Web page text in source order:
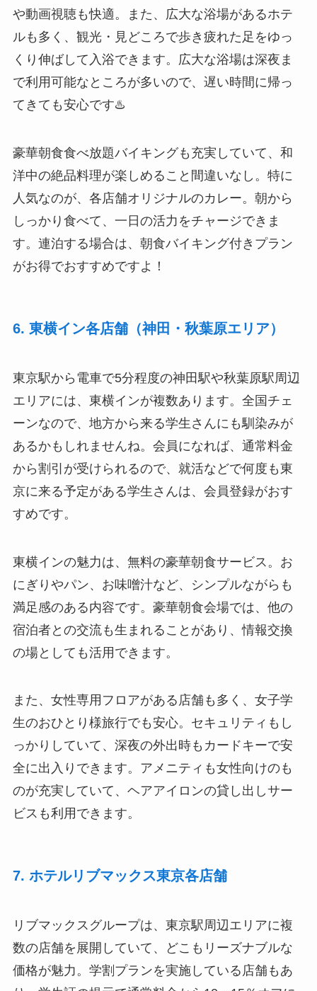
や動画視聴も快適。また、広大な浴場があるホテ
ルも多く、観光・見どころで歩き疲れた足をゆっ
くり伸ばして入浴できます。広大な浴場は深夜ま
で利用可能なところが多いので、遅い時間に帰っ
てきても安心です♨️
豪華朝食食べ放題バイキングも充実していて、和
洋中の絶品料理が楽しめること間違いなし。特に
人気なのが、各店舗オリジナルのカレー。朝から
しっかり食べて、一日の活力をチャージできま
す。連泊する場合は、朝食バイキング付きプラン
がお得でおすすめですよ！
6. 東横イン各店舗（神田・秋葉原エリア）
東京駅から電車で5分程度の神田駅や秋葉原駅周辺
エリアには、東横インが複数あります。全国チェ
ーンなので、地方から来る学生さんにも馴染みが
あるかもしれませんね。会員になれば、通常料金
から割引が受けられるので、就活などで何度も東
京に来る予定がある学生さんは、会員登録がおす
すめです。
東横インの魅力は、無料の豪華朝食サービス。お
にぎりやパン、お味噌汁など、シンプルながらも
満足感のある内容です。豪華朝食会場では、他の
宿泊者との交流も生まれることがあり、情報交換
の場としても活用できます。
また、女性専用フロアがある店舗も多く、女子学
生のおひとり様旅行でも安心。セキュリティもし
っかりしていて、深夜の外出時もカードキーで安
全に出入りできます。アメニティも女性向けのも
のが充実していて、ヘアアイロンの貸し出しサー
ビスも利用できます。
7. ホテルリブマックス東京各店舗
リブマックスグループは、東京駅周辺エリアに複
数の店舗を展開していて、どこもリーズナブルな
価格が魅力。学割プランを実施している店舗もあ